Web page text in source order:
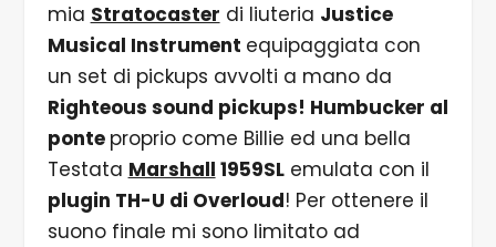
mia Stratocaster di liuteria Justice
Musical Instrument equipaggiata con
un set di pickups avvolti a mano da
Righteous sound pickups! Humbucker al
ponte proprio come Billie ed una bella
Testata Marshall 1959SLemulata con il
plugin TH-U di Overloud! Per ottenere il
suono finale mi sono limitato ad